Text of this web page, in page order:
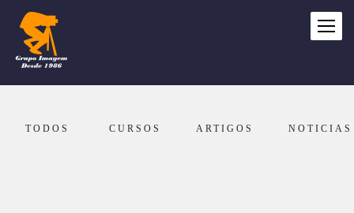
TODOS CURSOS ARTIGOS NOTICIAS